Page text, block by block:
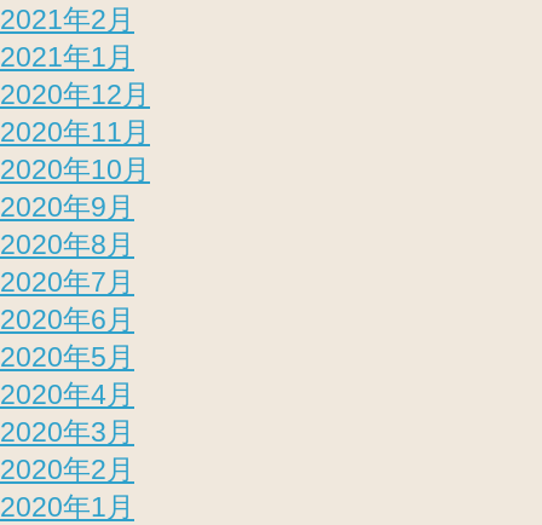
2021年2月
2021年1月
2020年12月
2020年11月
2020年10月
2020年9月
2020年8月
2020年7月
2020年6月
2020年5月
2020年4月
2020年3月
2020年2月
2020年1月